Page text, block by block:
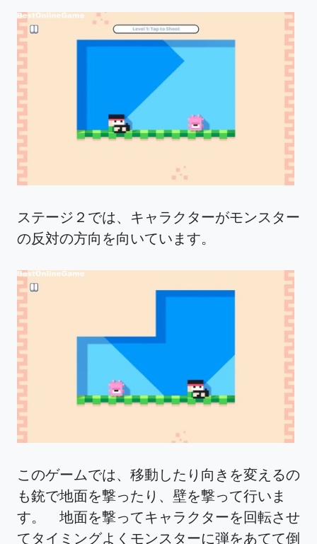
ステージ２では、キャラクターがモンスター
の反対の方向を向いています。
このゲームでは、移動したり向きを変えるの
も銃で地面を撃ったり、壁を撃って行いま
す。 地面を撃ってキャラクターを回転させ
てタイミングよくモンスターに弾をあてて倒